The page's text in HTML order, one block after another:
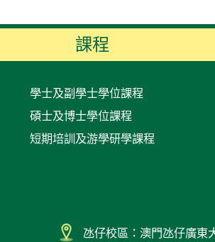
課程
學士及副學士學位課程
碩士及博士學位課程
短期培訓及游學研學課程
氹仔校區：澳門氹仔廣東